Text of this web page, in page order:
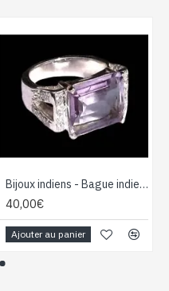
Bijoux indiens - Bague indienne Améthyste
40,00€
Ajouter au panier